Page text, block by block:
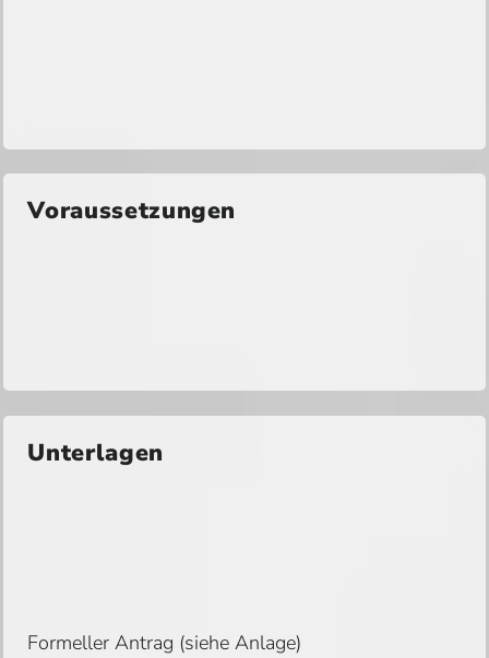
Voraussetzungen
Unterlagen
Formeller Antrag (siehe Anlage)